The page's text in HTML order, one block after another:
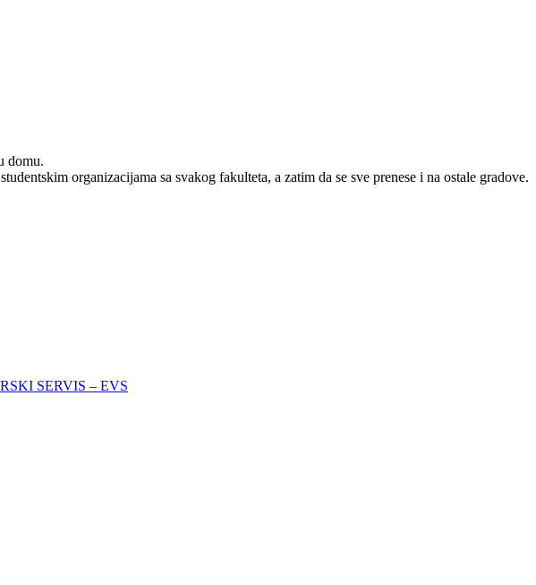
domu.
organizacijama sa svakog fakulteta, a zatim da se sve prenese i na ostale gradove.
SERVIS – EVS